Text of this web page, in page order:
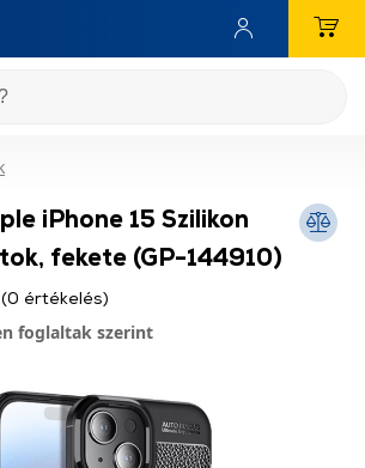
iPhone 15 Szilikon
fekete (GP-144910)
(0 értékelés)
foglaltak szerint